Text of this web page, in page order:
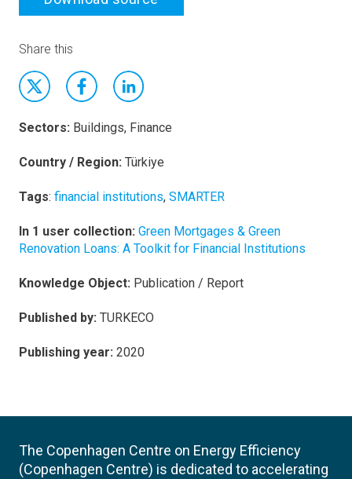
Share this
Sectors: Buildings, Finance
Country / Region: Türkiye
Tags: financial institutions, SMARTER
In 1 user collection: Green Mortgages & Green
Renovation Loans: A Toolkit for Financial Institutions
Knowledge Object: Publication / Report
Published by: TURKECO
Publishing year: 2020
The Copenhagen Centre on Energy Efficiency
(Copenhagen Centre) is dedicated to accelerating